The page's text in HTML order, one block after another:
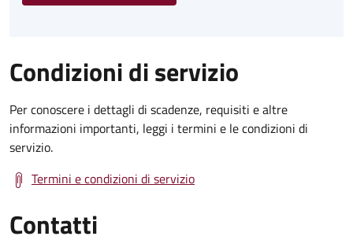
Condizioni di servizio
Per conoscere i dettagli di scadenze, requisiti e altre
informazioni importanti, leggi i termini e le condizioni di
servizio.
Termini e condizioni di servizio
Contatti